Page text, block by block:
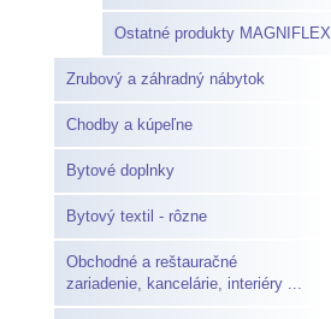
Ostatné produkty MAGNIFLEX
Zrubový a záhradný nábytok
Chodby a kúpeľne
Bytové doplnky
Bytový textil - rôzne
Obchodné a reštauračné
zariadenie, kancelárie, interiéry ...